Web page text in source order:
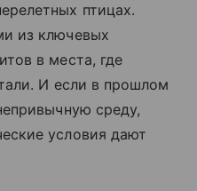
птицах.
из ключевых
в места, где
И если в прошлом
среду,
условия дают